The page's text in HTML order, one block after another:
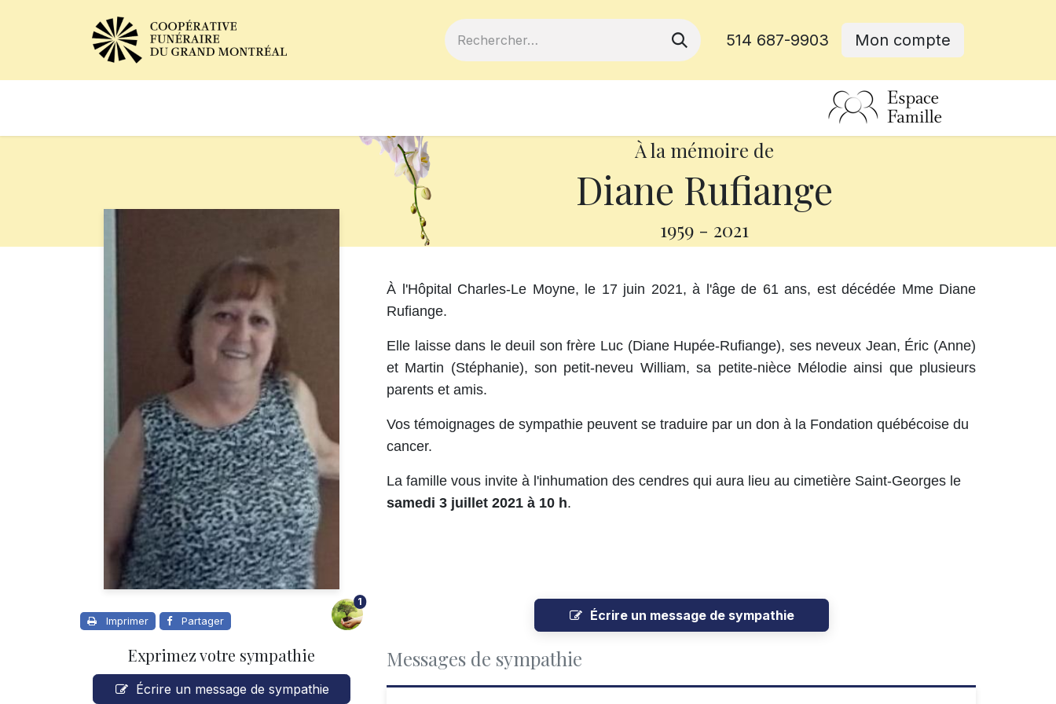
514 687-9903 Mon compte
À la mémoire de
Diane Rufiange
1959 - 2021
Imprimer Partager
1
Exprimez votre sympathie
Écrire un message de sympathie
À l'Hôpital Charles-Le Moyne, le 17 juin 2021, à l'âge de 61 ans, est décédée Mme Diane
Rufiange.
Elle laisse dans le deuil son frère Luc (Diane Hupée-Rufiange), ses neveux Jean, Éric (Anne)
et Martin (Stéphanie), son petit-neveu William, sa petite-nièce Mélodie ainsi que plusieurs
parents et amis.
Vos témoignages de sympathie peuvent se traduire par un don à la Fondation québécoise du
cancer.
La famille vous invite à l'inhumation des cendres qui aura lieu au cimetière Saint-Georges le
samedi 3 juillet 2021 à 10 h.
Écrire un message de sympathie
Messages de sympathie